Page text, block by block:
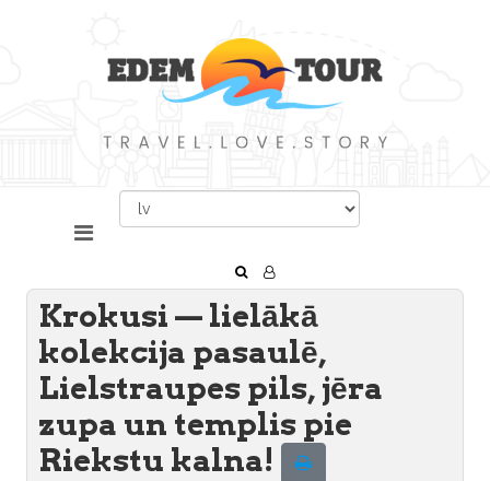
Krokusi — lielākā
kolekcija pasaulē,
Lielstraupes pils, jēra
zupa un templis pie
Riekstu kalna!